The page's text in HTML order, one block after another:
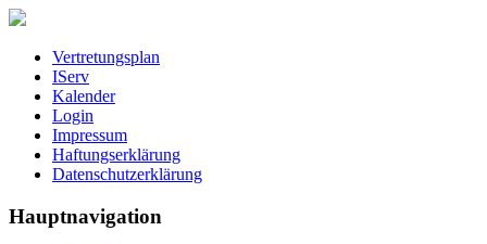
Vertretungsplan
IServ
Kalender
Login
Impressum
Haftungserklärung
Datenschutzerklärung
Hauptnavigation